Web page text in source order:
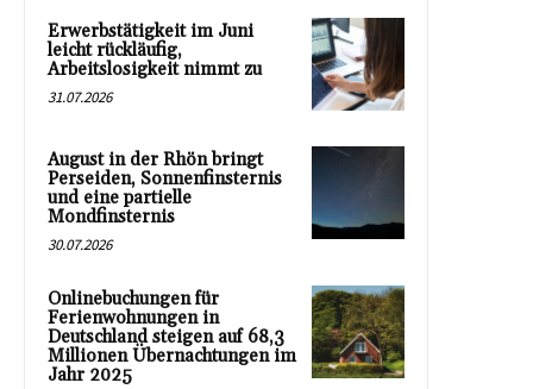
Erwerbstätigkeit im Juni
leicht rückläufig,
Arbeitslosigkeit nimmt zu
31.07.2026
August in der Rhön bringt
Perseiden, Sonnenfinsternis
und eine partielle
Mondfinsternis
30.07.2026
Onlinebuchungen für
Ferienwohnungen in
Deutschland steigen auf 68,3
Millionen Übernachtungen im
Jahr 2025